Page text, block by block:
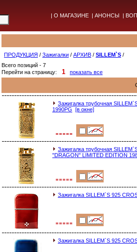
| О МАГАЗИНЕ | АНОНСЫ |
ПРОДУКЦИЯ / Зажигалки / АРХИВ / SILLEM`S /
Всего позиций - 7
Перейти на страницу:
1 показать все
Зажигалка трубочная
1990PG [в окне]
Зажигалка трубочная
"DRAGON" LIMITED EDITION
Зажигалка SILLEM`S 925
Зажигалка SILLEM`S 925